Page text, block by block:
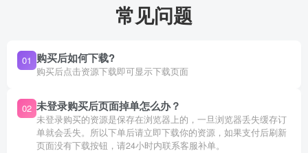
常见问题
01 购买后如何下载?
购买后点击资源下载即可显示下载页面
02 未登录购买后页面掉单怎么办？
未登录购买的资源是保存在浏览器上的，一旦浏览器丢失缓存订
单就会丢失。所以下单后请立即下载你的资源，如果支付后刷新
页面没有下载按钮，请24小时内联系客服补单。